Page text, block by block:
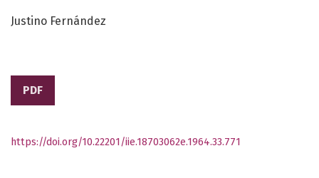
Justino Fernández
PDF
https://doi.org/10.22201/iie.18703062e.1964.33.771